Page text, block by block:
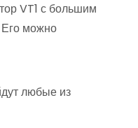
VT1 с большим
можно
любые из